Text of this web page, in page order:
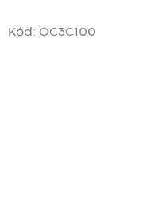
Kód: OC3C100